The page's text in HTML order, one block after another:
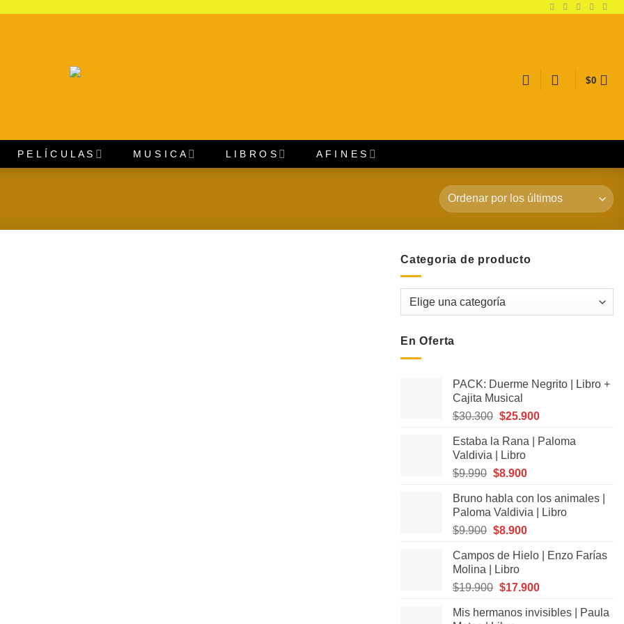
$0
P E L Í C U L A S M U S I C A L I B R O S A F I N E S
Categoria de producto
En Oferta
PACK: Duerme Negrito | Libro +
Cajita Musical
$30.300 El
original
era:
$30.300.
$25.900El
actual
Estaba la Rana | Paloma
Valdivia | Libro
$9.990 El
original
era:
$9.990.
$8.900El
actual
es:
$8.900.
Bruno habla con los animales |
Paloma Valdivia | Libro
$9.900 El
original
era:
$9.900.
$8.900El
actual
$8.900.
Campos de Hielo | Enzo Farías
Molina | Libro
$19.900 El
original
$17.900El
actual
Mis hermanos invisibles | Paula